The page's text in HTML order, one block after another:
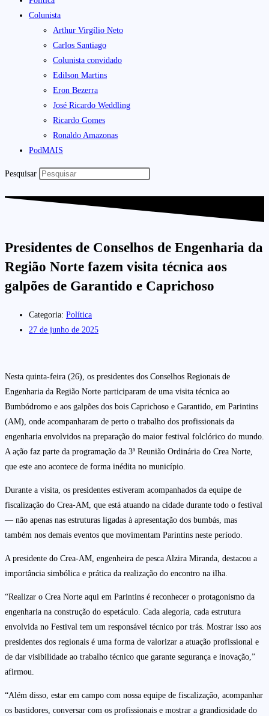
Colunista
Arthur Virgílio Neto
Carlos Santiago
Colunista convidado
Edilson Martins
Eron Bezerra
José Ricardo Weddling
Ricardo Gomes
Ronaldo Amazonas
PodMAIS
Pesquisar
Presidentes de Conselhos de Engenharia da
Região Norte fazem visita técnica aos
galpões de Garantido e Caprichoso
Categoria: Política
27 de junho de 2025
Nesta quinta-feira (26), os presidentes dos Conselhos Regionais de
Engenharia da Região Norte participaram de uma visita técnica ao
Bumbódromo e aos galpões dos bois Caprichoso e Garantido, em Parintins
(AM), onde acompanharam de perto o trabalho dos profissionais da
engenharia envolvidos na preparação do maior festival folclórico do mundo.
A ação faz parte da programação da 3ª Reunião Ordinária do Crea Norte,
que este ano acontece de forma inédita no município.
Durante a visita, os presidentes estiveram acompanhados da equipe de
fiscalização do Crea-AM, que está atuando na cidade durante todo o festival
— não apenas nas estruturas ligadas à apresentação dos bumbás, mas
também nos demais eventos que movimentam Parintins neste período.
A presidente do Crea-AM, engenheira de pesca Alzira Miranda, destacou a
importância simbólica e prática da realização do encontro na ilha.
“Realizar o Crea Norte aqui em Parintins é reconhecer o protagonismo da
engenharia na construção do espetáculo. Cada alegoria, cada estrutura
envolvida no Festival tem um responsável técnico por trás. Mostrar isso aos
presidentes dos regionais é uma forma de valorizar a atuação profissional e
de dar visibilidade ao trabalho técnico que garante segurança e inovação,”
afirmou.
“Além disso, estar em campo com nossa equipe de fiscalização, acompanhar
os bastidores, conversar com os profissionais e mostrar a grandiosidade do